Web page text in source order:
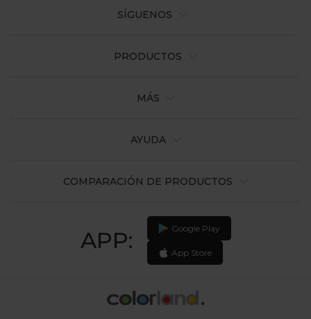
PRODUCTOS
MÁS
AYUDA
COMPARACIÓN DE PRODUCTOS
APP: Google Play
App Store
SÍGUENOS